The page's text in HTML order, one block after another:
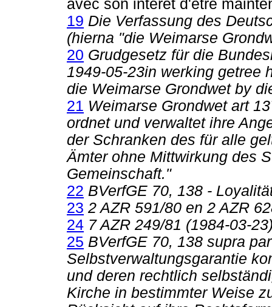
avec son intérêt d'ètre
19 Die Verfassung des
(hierna "die Weimarse
20 Grudgesetz für die
1949-05-23in werking getree
die Weimarse Grondwet by
21 Weimarse Grondwet art
ordnet und verwaltet ihre
der Schranken des für alle
Ämter ohne Mittwirkung des
Gemeinschaft."
22 BVerfGE 70, 138 -
23 2 AZR 591/80 en 2 AZR
24 7 AZR 249/81 (1984-03-
25 BVerfGE 70, 138 supra
Selbstverwaltungsgarantie
und deren rechtlich
Kirche in bestimmter Weise